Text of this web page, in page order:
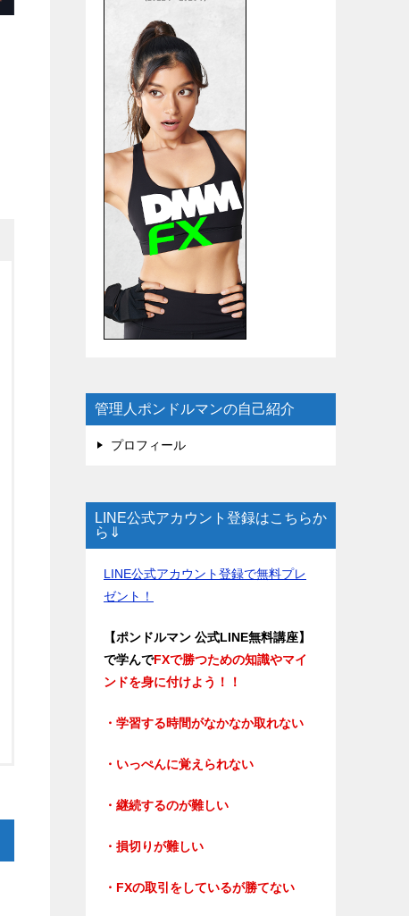
管理人ポンドルマンの自己紹介
プロフィール
LINE公式アカウント登録はこちらか
ら⇓
LINE公式アカウント登録で無料プレ
ゼント！
【ポンドルマン 公式LINE無料講座】
で学んでFXで勝つための知識やマイ
ンドを身に付けよう！！
・学習する時間がなかなか取れない
・いっぺんに覚えられない
・継続するのが難しい
・損切りが難しい
・FXの取引をしているが勝てない